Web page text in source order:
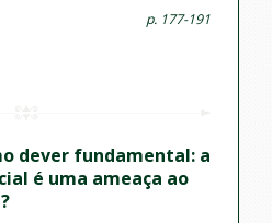
p. 177-191
dever fundamental: a
é uma ameaça ao